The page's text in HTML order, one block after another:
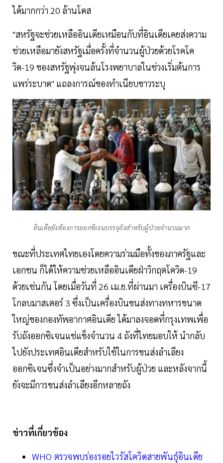
ได้มากกว่า 20 ล้านโดส
"สหรัฐจะช่วยเหลืออินเดียเหมือนกับที่อินเดียเคยส่งความ
ช่วยเหลือมายังสหรัฐเมื่อครั้งที่จำนวนผู้ป่วยด้วยโรคโค
วิด-19 ของสหรัฐพุ่งจนล้นโรงพยาบาลในช่วงเริ่มต้นการ
แพร่ระบาด" แถลงการณ์ของทำเนียบขาวระบุ
อินเดียยังต้องการออกซิเจนบรรจุถังสำหรับผู้ป่วยจำนวนมาก
ขณะที่ประเทศไทยเองโดยความร่วมมือทั้งของภาครัฐและ
เอกชน ก็ได้ให้ความช่วยเหลืออินเดียฝ่าวิกฤตโควิด-19
ด้วยเช่นกัน โดยเมื่อวันที่ 26 เม.ย.ที่ผ่านมา เครื่องบินซี-17
โกลบมาสเตอร์ 3 ซึ่งเป็นเครื่องบินขนส่งทางทหารขนาด
ใหญ่ของกองทัพอากาศอินเดีย ได้มาลงจอดที่กรุงเทพเพื่อ
รับถังออกซิเจนแช่แข็งจำนวน 4 ถังที่ไทยมอบให้ นำกลับ
ไปยังประเทศอินเดียสำหรับใช้ในการขนส่งลำเลียง
ออกซิเจนซึ่งจำเป็นอย่างมากสำหรับผู้ป่วย และหลังจากนี้
ยังจะมีการขนส่งลำเลียงอีกหลายถัง
ข่าวที่เกี่ยวข้อง
WHO ตรวจพบร่องรอยไวรัสโควิดสายพันธุ์อินเดีย